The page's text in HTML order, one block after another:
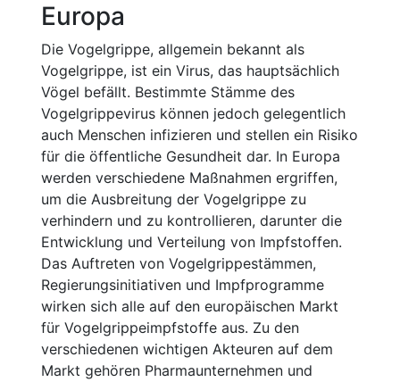
Europa
Die Vogelgrippe, allgemein bekannt als
Vogelgrippe, ist ein Virus, das hauptsächlich
Vögel befällt. Bestimmte Stämme des
Vogelgrippevirus können jedoch gelegentlich
auch Menschen infizieren und stellen ein Risiko
für die öffentliche Gesundheit dar. In Europa
werden verschiedene Maßnahmen ergriffen,
um die Ausbreitung der Vogelgrippe zu
verhindern und zu kontrollieren, darunter die
Entwicklung und Verteilung von Impfstoffen.
Das Auftreten von Vogelgrippestämmen,
Regierungsinitiativen und Impfprogramme
wirken sich alle auf den europäischen Markt
für Vogelgrippeimpfstoffe aus. Zu den
verschiedenen wichtigen Akteuren auf dem
Markt gehören Pharmaunternehmen und